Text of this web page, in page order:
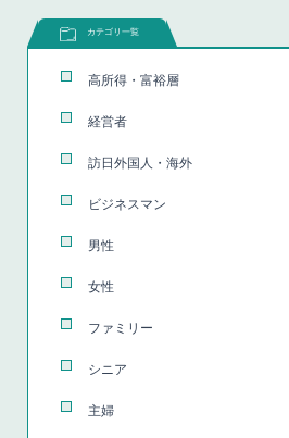
カテゴリ一覧
高所得・富裕層
経営者
訪日外国人・海外
ビジネスマン
男性
女性
ファミリー
シニア
主婦